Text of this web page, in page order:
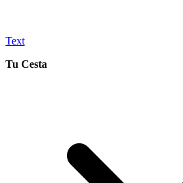
Text
Tu Cesta